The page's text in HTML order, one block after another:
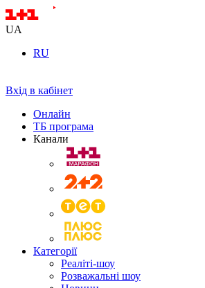
UA
RU
Вхід в кабінет
Онлайн
ТБ програма
Канали
Категорії
Реаліті-шоу
Розважальні шоу